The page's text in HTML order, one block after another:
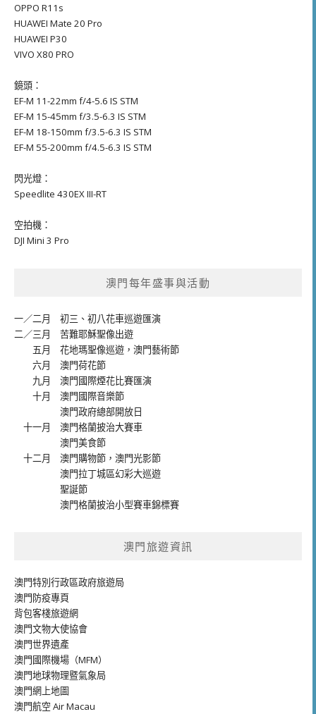
OPPO R11s
HUAWEI Mate 20 Pro
HUAWEI P30
VIVO X80 PRO
鏡頭：
EF-M 11-22mm f/4-5.6 IS STM
EF-M 15-45mm f/3.5-6.3 IS STM
EF-M 18-150mm f/3.5-6.3 IS STM
EF-M 55-200mm f/4.5-6.3 IS STM
閃光燈：
Speedlite 430EX III-RT
空拍機：
DJI Mini 3 Pro
澳門每年盛事與活動
一／二月 初三、初八花車巡遊匯演
二／三月 苦難耶穌聖像出遊
五月 花地瑪聖像巡遊 ， 澳門藝術節
六月 澳門荷花節
九月 澳門國際煙花比賽匯演
十月 澳門國際音樂節
澳門政府總部開放日
十一月 澳門格蘭披治大賽車
澳門美食節
十二月 澳門購物節 ， 澳門光影節
澳門拉丁城區幻彩大巡遊
聖誕節
澳門格蘭披治小型賽車錦標賽
澳門旅遊資訊
澳門特別行政區政府旅遊局
澳門防疫專頁
背包客棧旅遊網
澳門文物大使協會
澳門世界遺產
澳門國際機場（MFM）
澳門地球物理暨氣象局
澳門網上地圖
澳門航空 Air Macau